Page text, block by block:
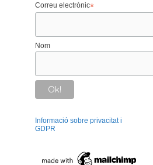
Correu electrònic*
Nom
Informació sobre privacitat i
GDPR